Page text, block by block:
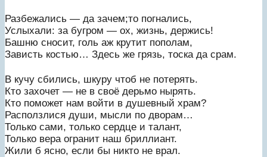
Разбежались — да зачем;то погнались,
Услыхали: за бугром — ох, жизнь, держись!
Башню сносит, голь аж крутит пополам,
Зависть костью… Здесь же грязь, тоска да срам.
В кучу сбились, шкуру чтоб не потерять.
Кто захочет — не в своё дерьмо нырять.
Кто поможет нам войти в душевный храм?
Расползлися души, мысли по дворам…
Только сами, только сердце и талант,
Только вера огранит наш бриллиант.
Жили б ясно, если бы никто не врал.